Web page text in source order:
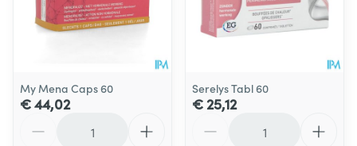
My Mena Caps 60
€ 44,02
Serelys Tabl 60
€ 25,12